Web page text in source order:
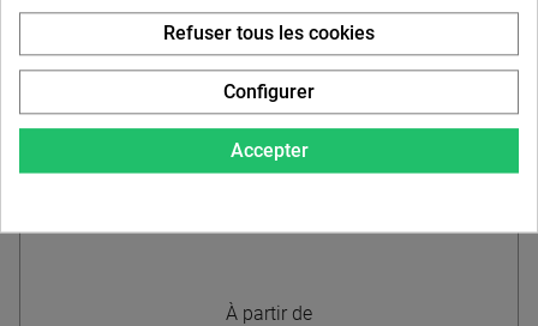
À partir de
Accepter
Refuser tous les cookies
Configurer